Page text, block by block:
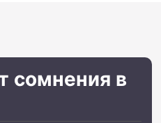
сомнения в